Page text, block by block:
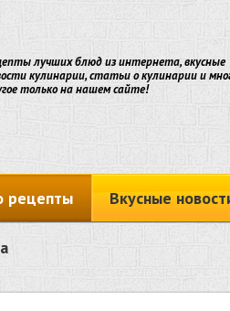
лучших блюд из интернета, вкусные
кулинарии, статьи о кулинарии и
только на нашем сайте!
рецепты Вкусные